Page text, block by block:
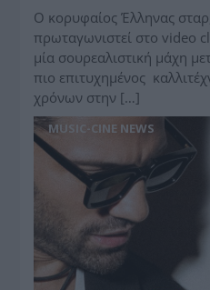
Ο κορυφαίος Έλληνας
πρωταγωνιστεί στο video
μία σουρεαλιστική μάχη
πιο επιτυχημένος
χρόνων στην […]
MUSIC-CINE NEWS